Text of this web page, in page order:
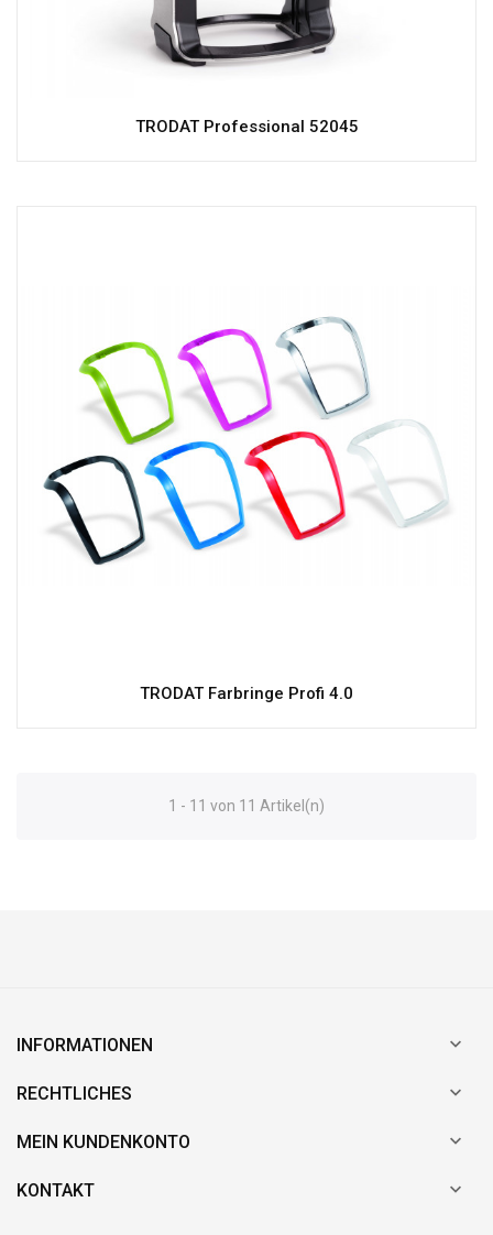
TRODAT Professional 52045
TRODAT Farbringe Profi 4.0
1 - 11 von 11 Artikel(n)
INFORMATIONEN 
RECHTLICHES 
MEIN KUNDENKONTO 
KONTAKT 